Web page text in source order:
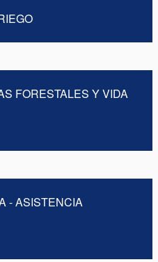
FORESTALES Y VIDA
- ASISTENCIA